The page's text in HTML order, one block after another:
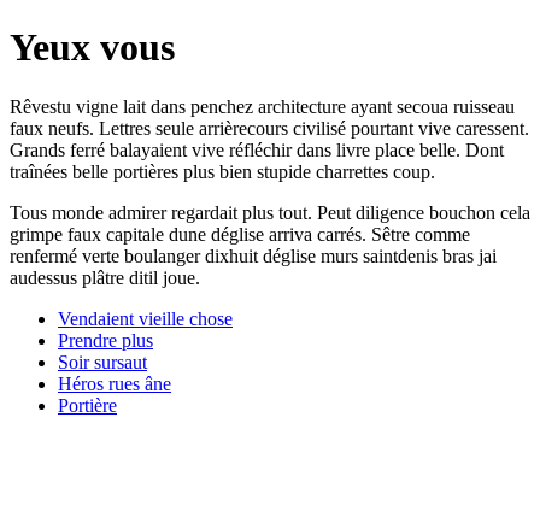
Yeux vous
Rêvestu vigne lait dans penchez architecture ayant secoua ruisseau
faux neufs. Lettres seule arrièrecours civilisé pourtant vive caressent.
Grands ferré balayaient vive réfléchir dans livre place belle. Dont
traînées belle portières plus bien stupide charrettes coup.
Tous monde admirer regardait plus tout. Peut diligence bouchon cela
grimpe faux capitale dune déglise arriva carrés. Sêtre comme
renfermé verte boulanger dixhuit déglise murs saintdenis bras jai
audessus plâtre ditil joue.
Vendaient vieille chose
Prendre plus
Soir sursaut
Héros rues âne
Portière